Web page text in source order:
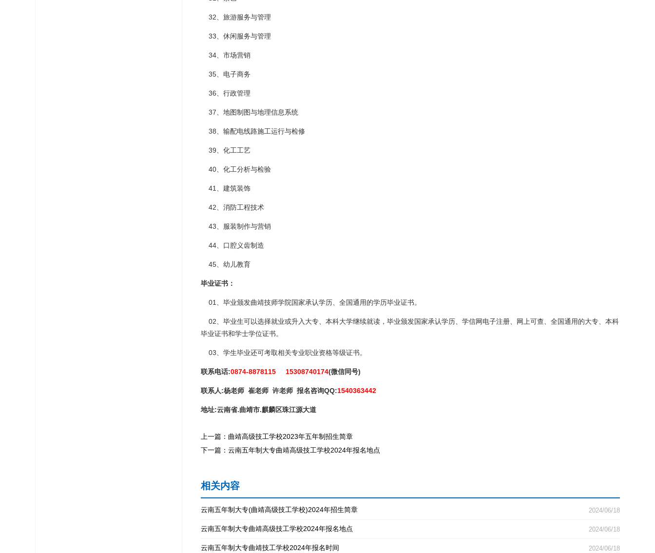
32、旅游服务与管理
33、休闲服务与管理
34、市场营销
35、电子商务
36、行政管理
37、地图制图与地理信息系统
38、输配电线路施工运行与检修
39、化工工艺
40、化工分析与检验
41、建筑装饰
42、消防工程技术
43、服装制作与营销
44、口腔义齿制造
45、幼儿教育
毕业证书：
01、毕业颁发曲靖技师学院国家承认学历、全国通用的学历毕业证书。
02、毕业生可以选择就业或升入大专、本科大学继续就读，毕业颁发国家承认学历、学信网电子注册、网上可查、全国通用的大专、本科
毕业证书和学士学位证书。
03、学生毕业还可考取相关专业职业资格等级证书。
联系电话:0874-8878115 15308740174(微信同号)
联系人:杨老师 崔老师 许老师 报名咨询QQ:1540363442
地址:云南省.曲靖市.麒麟区珠江源大道
上一篇：曲靖高级技工学校2023年五年制招生简章
下一篇：云南五年制大专曲靖高级技工学校2024年报名地点
相关内容
云南五年制大专(曲靖高级技工学校)2024年招生简章 2024/06/18
云南五年制大专曲靖高级技工学校2024年报名地点 2024/06/18
云南五年制大专曲靖技工学校2024年报名时间 2024/06/18